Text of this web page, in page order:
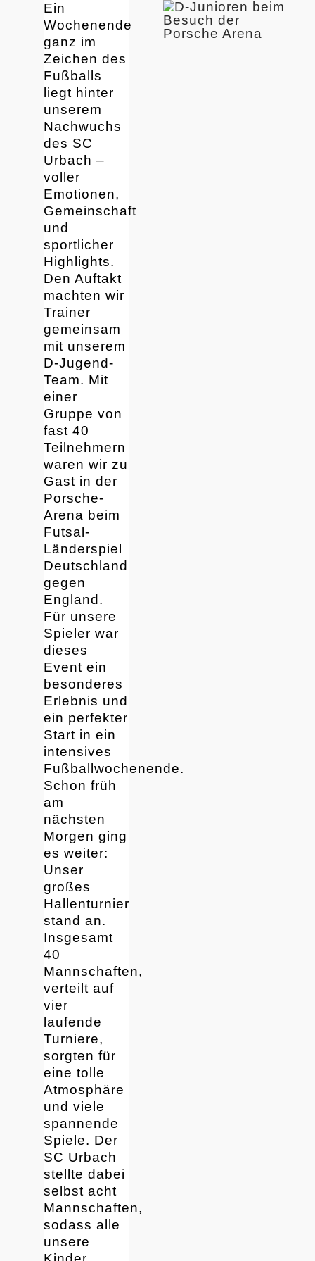
Ein
Wochenende
ganz im
Zeichen des
Fußballs
liegt hinter
unserem
Nachwuchs
des SC
Urbach –
voller
Emotionen,
Gemeinschaft
und
sportlicher
Highlights.
Den Auftakt
machten wir
Trainer
gemeinsam
mit unserem
D-Jugend-
Team. Mit
einer
Gruppe von
fast 40
Teilnehmern
waren wir zu
Gast in der
Porsche-
Arena beim
Futsal-
Länderspiel
Deutschland
gegen
England.
Für unsere
Spieler war
dieses
Event ein
besonderes
Erlebnis und
ein perfekter
Start in ein
intensives
Fußballwochenende.
Schon früh
am
nächsten
Morgen ging
es weiter:
Unser
großes
Hallenturnier
stand an.
Insgesamt
40
Mannschaften,
verteilt auf
vier
laufende
Turniere,
sorgten für
eine tolle
Atmosphäre
und viele
spannende
Spiele. Der
SC Urbach
stellte dabei
selbst acht
Mannschaften,
sodass alle
unsere